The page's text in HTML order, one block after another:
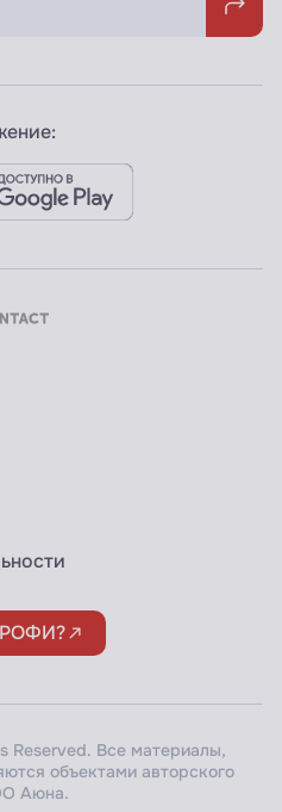
Все материалы,
объектами авторского
Аюна.